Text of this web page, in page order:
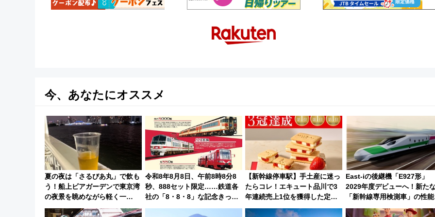
今、あなたにオススメ
夏の夜は「さるびあ丸」で飲も
う！船上ビアガーデンで東京湾
の夜景を眺めながら軽く一
杯……工場直送生ビールや島グ
令和8年8月8日、午前8時8分8
秒、888セット限定……鉄道各
社の「8・8・8」な記念きっぷ
たち
【新幹線停車駅】手土産に迷っ
たらコレ！エキュート品川で3
年連続売上1位を獲得した定番
手土産スイーツとは？
East-iの後継機「E927形」
2029年度デビューへ！新た
「新幹線専用検測車」の性
徹底解説【JR東日本】